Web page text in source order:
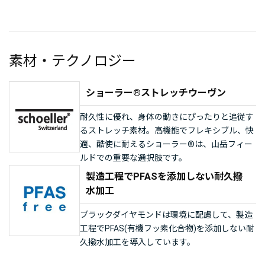
素材・テクノロジー
ショーラー®ストレッチウーヴン
耐久性に優れ、身体の動きにぴったりと追従す
るストレッチ素材。高機能でフレキシブル、快
適、酷使に耐えるショーラー®は、山岳フィー
ルドでの重要な選択肢です。
製造工程でPFASを添加しない耐久撥
水加工
ブラックダイヤモンドは環境に配慮して、製造
工程でPFAS(有機フッ素化合物)を添加しない耐
久撥水加工を導入しています。